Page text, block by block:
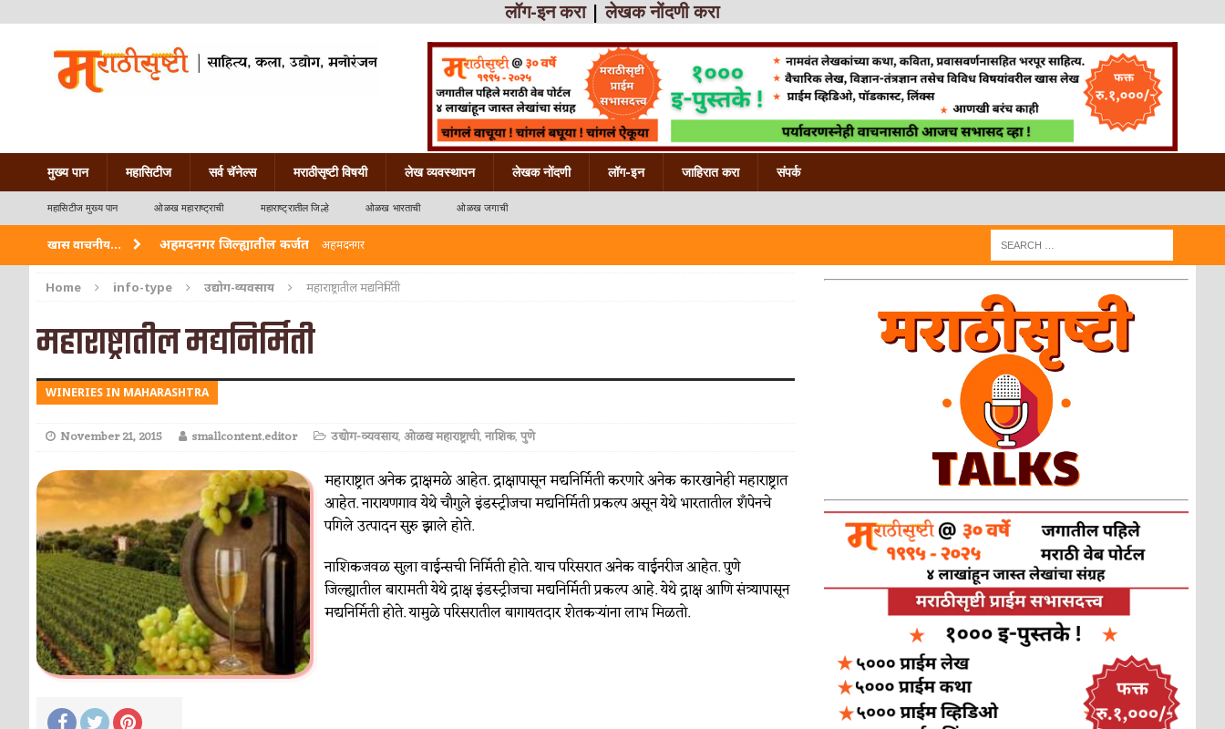
लॉग-इन करा|लेखक नोंदणी करा
मुख्य पान महासिटीज सर्व चॅनेल्स मराठीसृष्टी विषयी लेख व्यवस्थापन लेखक नोंदणी लॉग-इन जाहिरात करा संपर्क
महासिटीज मुख्य पान ओळख महाराष्ट्राची महाराष्ट्रातील जिल्हे ओळख भारताची ओळख जगाची
खास वाचनीय... अहमदनगर जिल्ह्यातील कर्जत अहमदनगर
विदर्भ जिल्हयातील मुख्यालय अकोला अकोला
अहमदपूर – लातूर जिल्ह्यातील महत्त्वाचे शहर
सोलापूर जिल्ह्यातील अकलूज
गडचिरोली जिल्ह्यातील आदिवासींचे ‘ढोल’ नृत्य
Home info-type उद्योग-व्यवसाय महाराष्ट्रातील मद्यनिर्मिती
महाराष्ट्रातील मद्यनिर्मिती
WINERIES IN MAHARASHTRA
November 21, 2015 smallcontent.editor उद्योग-व्यवसाय,ओळख महाराष्ट्राची,नाशिक,पुणे
महाराष्ट्रात अनेक द्राक्षमळे आहेत. द्राक्षापासून मद्यनिर्मिती करणारे अनेक कारखानेही महाराष्ट्रात
आहेत. नारायणगाव येथे चौगुले इंडस्ट्रीजचा मद्यनिर्मिती प्रकल्प असून येथे भारतातील शॅंपेनचे
पगिले उत्पादन सुरु झाले होते.
नाशिकजवळ सुला वाईन्सची निर्मिती होते. याच परिसरात अनेक वाईनरीज आहेत. पुणे
जिल्ह्यातील बारामती येथे द्राक्ष इंडस्ट्रीजचा मद्यनिर्मिती प्रकल्प आहे. येथे द्राक्ष आणि संत्र्यापासून
मद्यनिर्मिती होते. यामुळे परिसरातील बागायतदार शेतकर्‍यांना लाभ मिळतो.